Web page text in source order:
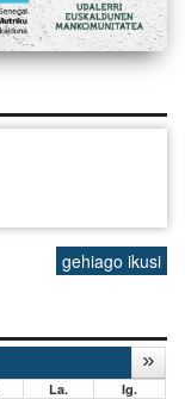
gehiago ikusi
La. Ig.